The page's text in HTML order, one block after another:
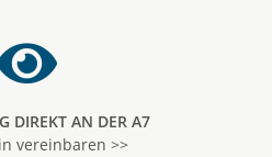
DIREKT AN DER A7
vereinbaren >>